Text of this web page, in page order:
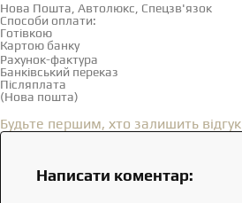
Нова Пошта, Автолюкс, Спецзв'язок
Способи оплати:
Готівкою
Картою банку
Рахунок-фактура
Банківський переказ
Післяплата
(Нова пошта)
Будьте першим, хто залишить відгук
Написати коментар: